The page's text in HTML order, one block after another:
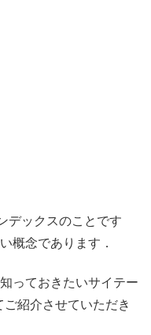
デックスのことです
概念であります．
っておきたいサイテー
紹介させていただき